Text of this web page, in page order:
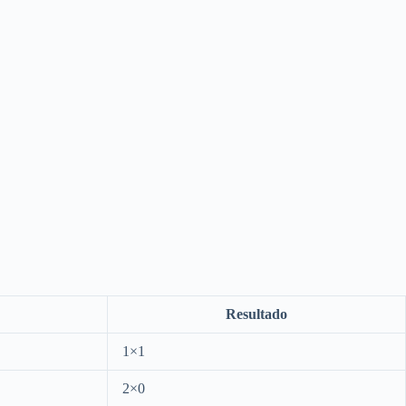
Resultado
1×1
2×0